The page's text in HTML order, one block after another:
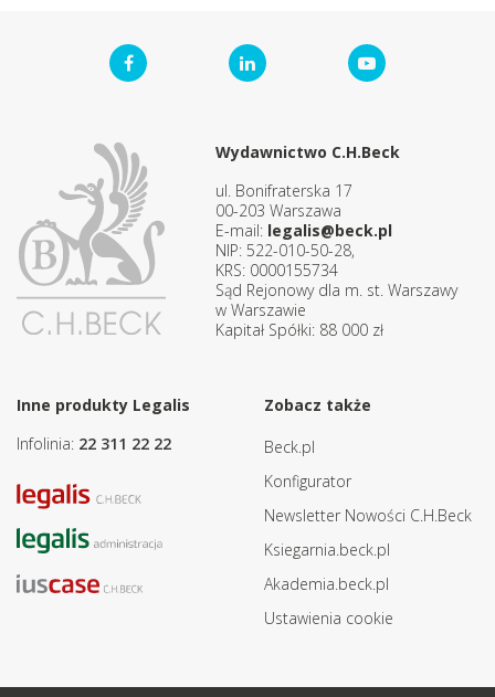
Wydawnictwo C.H.Beck
ul. Bonifraterska 17
00-203 Warszawa
E-mail: legalis@beck.pl
NIP: 522-010-50-28,
KRS: 0000155734
Sąd Rejonowy dla m. st. Warszawy
w Warszawie
Kapitał Spółki: 88 000 zł
Inne produkty Legalis
Infolinia: 22 311 22 22
Zobacz także
Beck.pl
Konfigurator
Newsletter Nowości C.H.Beck
Ksiegarnia.beck.pl
Akademia.beck.pl
Ustawienia cookie